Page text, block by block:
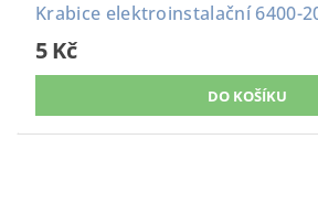
Krabice elektroinstalační 6400-
5 Kč